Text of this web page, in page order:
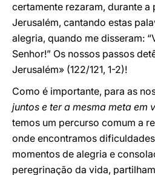
certamente rezaram, durante a
Jerusalém, cantando estas
alegria, quando me disseram:
Senhor!” Os nossos passos
Jerusalém» (122/121, 1-2)!
Como é importante, para as
juntos e ter a mesma meta em
temos um percurso comum a
onde encontramos
momentos de alegria e
peregrinação da vida,